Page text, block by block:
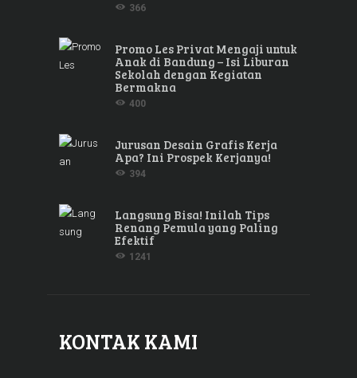
366
Promo Les Privat Mengaji untuk
Anak di Bandung – Isi Liburan
Sekolah dengan Kegiatan
Bermakna
400
Jurusan Desain Grafis Kerja
Apa? Ini Prospek Kerjanya!
394
Langsung Bisa! Inilah Tips
Renang Pemula yang Paling
Efektif
1241
KONTAK KAMI